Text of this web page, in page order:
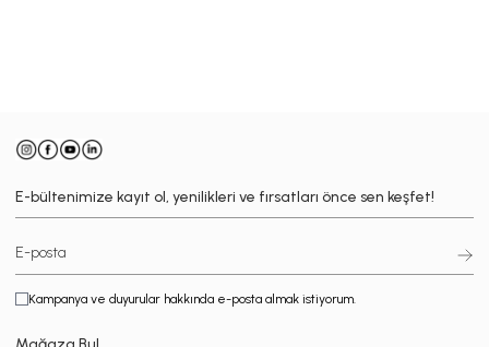
E-bültenimize kayıt ol, yenilikleri ve fırsatları önce sen keşfet!
Kampanya ve duyurular hakkında e-posta almak istiyorum.